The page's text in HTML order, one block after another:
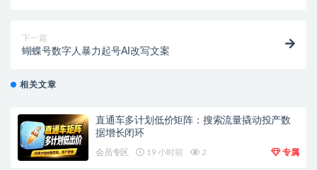
下一篇
蝴蝶号数字人暴力起号AI改写文案
相关文章
直通车多计划低价矩阵：搜索流量撬动投产数
据增长闭环
会员专区 19 小时前 2 专属